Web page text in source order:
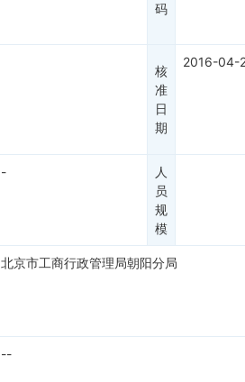
码
核
准
日
期
2016-04-
-
人
员
规
模
北京市工商行政管理局朝阳分局
--